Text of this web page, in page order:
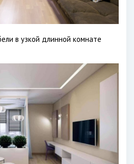
в узкой длинной комнате